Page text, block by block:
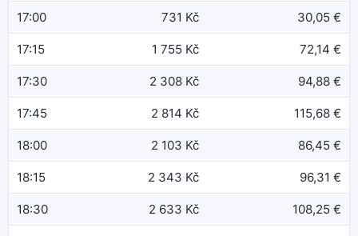
17:00 731 Kč 30,05 €
17:15 1 755 Kč 72,14 €
17:30 2 308 Kč 94,88 €
17:45 2 814 Kč 115,68 €
18:00 2 103 Kč 86,45 €
18:15 2 343 Kč 96,31 €
18:30 2 633 Kč 108,25 €